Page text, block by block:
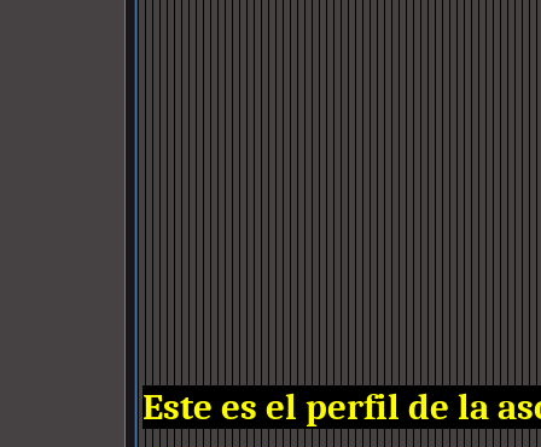
Este es el perfil de la